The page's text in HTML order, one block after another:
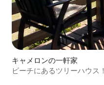
キャメロンの一軒家
ビーチにあるツリーハウス！